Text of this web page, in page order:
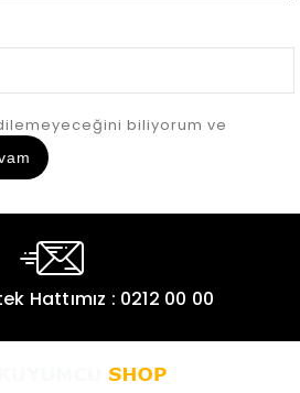
biliyorum ve
Hattımız : 0212 00 00